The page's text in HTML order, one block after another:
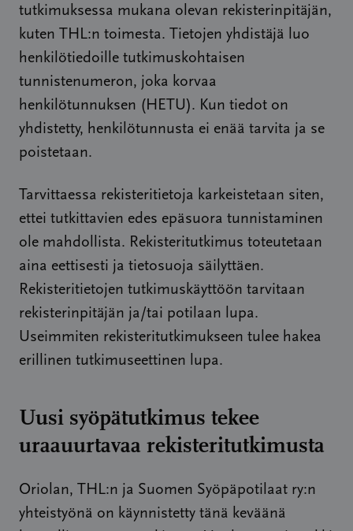
tutkimuksessa mukana olevan rekisterinpitäjän,
kuten THL:n toimesta. Tietojen yhdistäjä luo
henkilötiedoille tutkimuskohtaisen
tunnistenumeron, joka korvaa
henkilötunnuksen (HETU). Kun tiedot on
yhdistetty, henkilötunnusta ei enää tarvita ja se
poistetaan.
Tarvittaessa rekisteritietoja karkeistetaan siten,
ettei tutkittavien edes epäsuora tunnistaminen
ole mahdollista. Rekisteritutkimus toteutetaan
aina eettisesti ja tietosuoja säilyttäen.
Rekisteritietojen tutkimuskäyttöön tarvitaan
rekisterinpitäjän ja/tai potilaan lupa.
Useimmiten rekisteritutkimukseen tulee hakea
erillinen tutkimuseettinen lupa.
Uusi syöpätutkimus tekee
uraauurtavaa rekisteritutkimusta
Oriolan, THL:n ja Suomen Syöpäpotilaat ry:n
yhteistyönä on käynnistetty tänä keväänä